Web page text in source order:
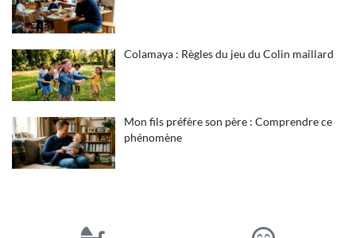
Colamaya : Règles du jeu du Colin maillard
Mon fils préfère son père : Comprendre ce
phénomène